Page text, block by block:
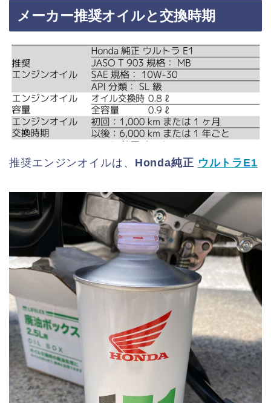
メーカー推奨オイルと交換時期
推奨エンジンオイルは、 Honda純正 ウルトラE1